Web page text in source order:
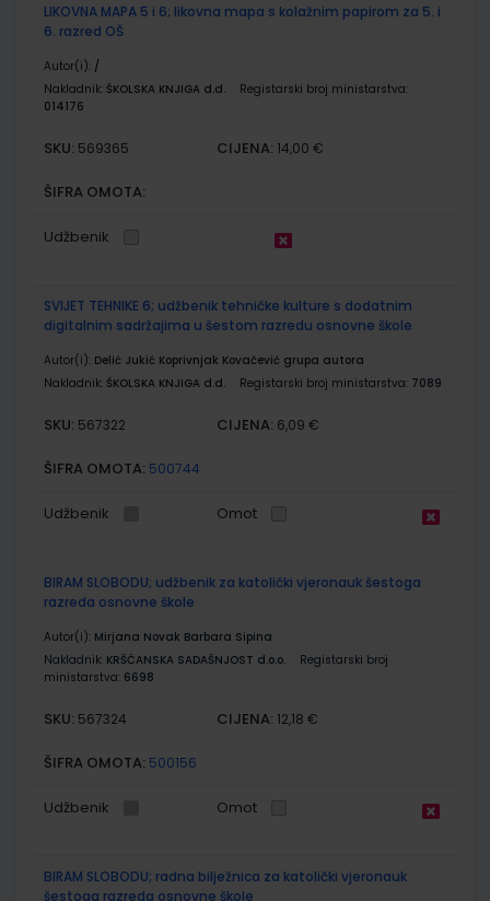
LIKOVNA MAPA 5 i 6; likovna mapa s kolažnim papirom za 5. i
6. razred OŠ
Autor(i): /
Nakladnik: ŠKOLSKA KNJIGA d.d.
Registarski broj ministarstva:
014176
SKU: 569365 CIJENA: 14,00 €
ŠIFRA OMOTA:
Udžbenik
SVIJET TEHNIKE 6; udžbenik tehničke kulture s dodatnim
digitalnim sadržajima u šestom razredu osnovne škole
Autor(i): Delić Jukić Koprivnjak Kovačević grupa autora
Nakladnik: ŠKOLSKA KNJIGA d.d. Registarski broj ministarstva: 7089
SKU: 567322 CIJENA: 6,09 €
ŠIFRA OMOTA: 500744
Udžbenik Omot
BIRAM SLOBODU; udžbenik za katolički vjeronauk šestoga
razreda osnovne škole
Autor(i): Mirjana Novak Barbara Sipina
Nakladnik: KRŠĆANSKA SADAŠNJOST d.o.o.
Registarski broj
ministarstva: 6698
SKU: 567324 CIJENA: 12,18 €
ŠIFRA OMOTA: 500156
Udžbenik Omot
BIRAM SLOBODU; radna bilježnica za katolički vjeronauk
šestoga razreda osnovne škole